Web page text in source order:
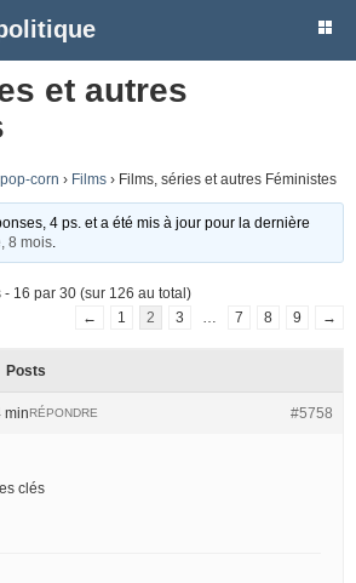
et autres
corn › Films › Films, séries et autres Féministes
4 ps. et a été mis à jour pour la dernière
8 mois
16 par 30 (sur 126 au total)
←
1 2 3 7 8 9 →
Posts
min #5758
RÉPONDRE
clés